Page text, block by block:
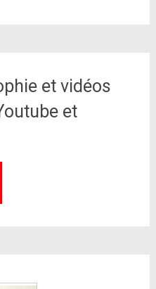
et vidéos
et